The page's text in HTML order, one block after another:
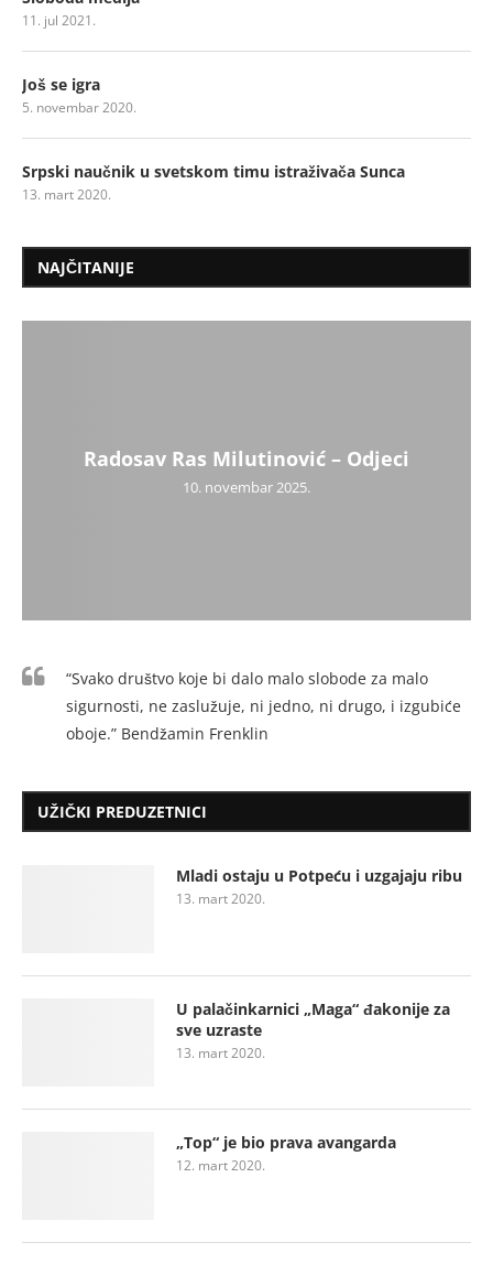
11. jul 2021.
Još se igra
5. novembar 2020.
Srpski naučnik u svetskom timu istraživača Sunca
13. mart 2020.
NAJČITANIJE
Radosav Ras Milutinović – Odjeci
10. novembar 2025.
“Svako društvo koje bi dalo malo slobode za malo
sigurnosti, ne zaslužuje, ni jedno, ni drugo, i izgubiće
oboje.” Bendžamin Frenklin
UŽIČKI PREDUZETNICI
Mladi ostaju u Potpeću i uzgajaju ribu
13. mart 2020.
U palačinkarnici „Maga“ đakonije za
sve uzraste
13. mart 2020.
„Top“ je bio prava avangarda
12. mart 2020.